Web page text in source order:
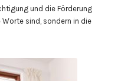
und die Förderung
sind, sondern in die